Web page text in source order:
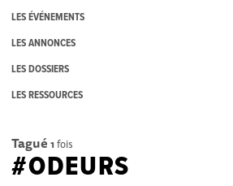
LES ÉVÉNEMENTS
LES ANNONCES
LES DOSSIERS
LES RESSOURCES
Tagué 1 fois
#ODEURS